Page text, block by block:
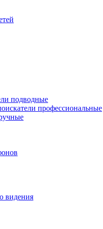
подводные
профессиональные
видения